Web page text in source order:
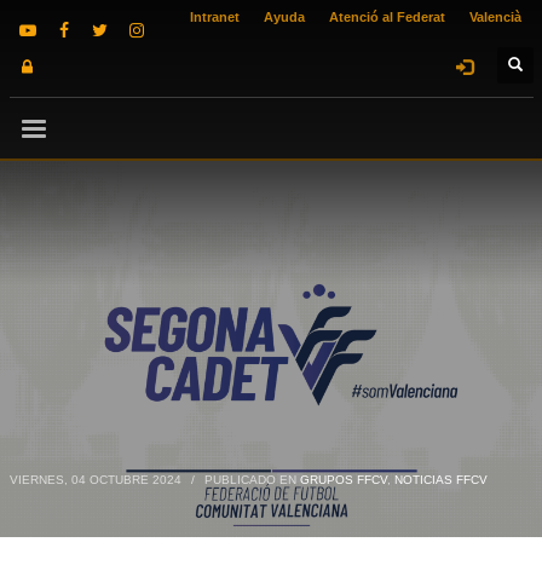
Intranet Ayuda Atenció al Federat Valencià
VIERNES, 04 OCTUBRE 2024 / PUBLICADO EN GRUPOS FFCV, NOTICIAS FFCV